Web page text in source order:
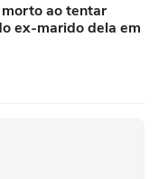
ao tentar
ex-marido dela em